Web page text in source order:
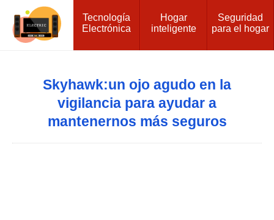
Tecnología
Electrónica
Hogar
inteligente
Seguridad
para el hogar
Skyhawk:un ojo agudo en la
vigilancia para ayudar a
mantenernos más seguros